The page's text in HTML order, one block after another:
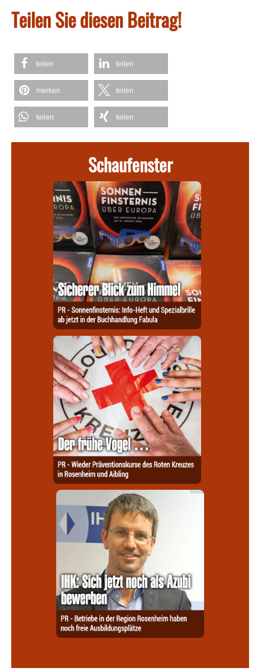
Teilen Sie diesen Beitrag!
teilen teilen
merken teilen
teilen teilen
Schaufenster